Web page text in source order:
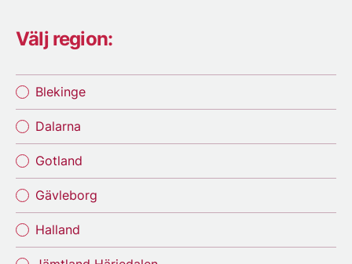
Välj region:
Blekinge
Dalarna
Gotland
Gävleborg
Halland